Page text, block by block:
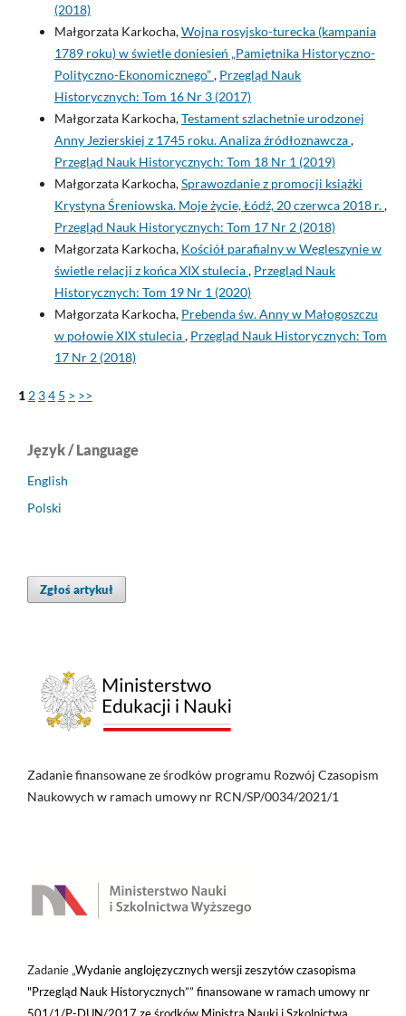
(2018)
Małgorzata Karkocha,Wojna rosyjsko-turecka (kampania
1789 roku) w świetle doniesień „Pamiętnika Historyczno-
Polityczno-Ekonomicznego”, Przegląd Nauk
Historycznych: Tom 16 Nr 3 (2017)
Małgorzata Karkocha,Testament szlachetnie urodzonej
Anny Jezierskiej z 1745 roku. Analiza źródłoznawcza,
Przegląd Nauk Historycznych: Tom 18 Nr 1 (2019)
Małgorzata Karkocha,Sprawozdanie z promocji książki
Krystyna Śreniowska. Moje życie, Łódź, 20 czerwca 2018 r.,
Przegląd Nauk Historycznych: Tom 17 Nr 2 (2018)
Małgorzata Karkocha, Kościół parafialny w Węgleszynie w
świetle relacji z końca XIX stulecia, Przegląd Nauk
Historycznych: Tom 19 Nr 1 (2020)
Małgorzata Karkocha, Prebenda św. Anny w Małogoszczu
w połowie XIX stulecia, Przegląd Nauk Historycznych: Tom
17 Nr 2 (2018)
1 2 34 5 > >>
Język / Language
English
Polski
Zgłoś artykuł
Zadanie finansowane ze środków programu Rozwój Czasopism
Naukowych w ramach umowy nr RCN/SP/0034/2021/1
Zadanie „Wydanie anglojęzycznych wersji zeszytów czasopisma
"Przegląd Nauk Historycznych”” finansowane w ramach umowy nr